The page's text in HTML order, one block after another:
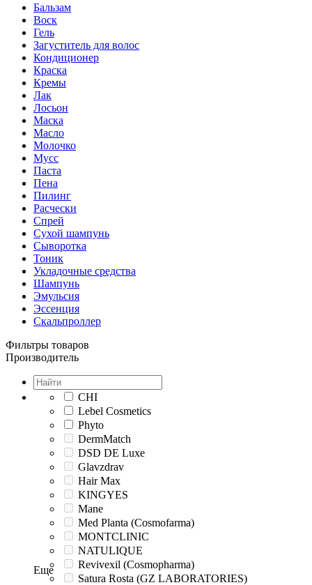
Бальзам
Воск
Гель
Загуститель для волос
Кондиционер
Краска
Кремы
Лак
Лосьон
Маска
Масло
Молочко
Мусс
Паста
Пена
Пилинг
Расчески
Спрей
Сухой шампунь
Сыворотка
Тоник
Укладочные средства
Шампунь
Эмульсия
Эссенция
Скальпроллер
Фильтры товаров
Производитель
CHI
Lebel Cosmetics
Phyto
DermMatch
DSD DE Luxe
Glavzdrav
Hair Max
KINGYES
Mane
Med Planta (Cosmofarma)
MONTCLINIC
NATULIQUE
Revivexil (Cosmopharma)
Satura Rosta (GZ LABORATORIES)
Еще